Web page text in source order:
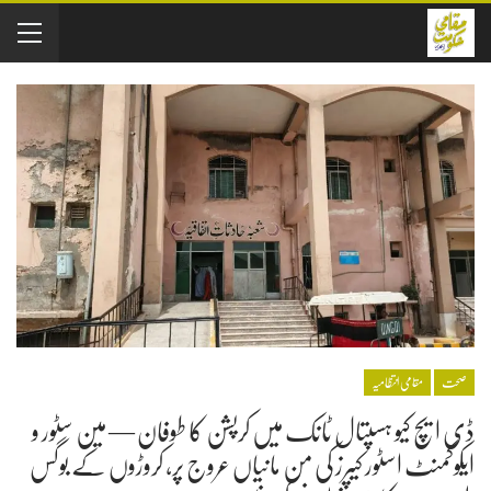
صحت مقامی انتظامیہ
ڈی ایچ کیو ہسپتال ٹانک میں کرپشن کا طوفان — مین سٹور و
ایکوکمنٹ اسٹور کیپرز کی من مانیاں عروج پر، کروڑوں کے بوگس